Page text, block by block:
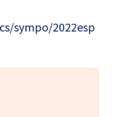
sympo/2022esp